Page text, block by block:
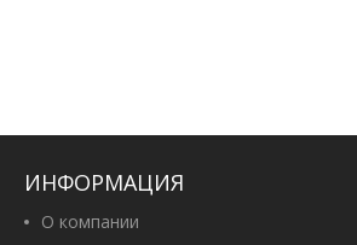
ИНФОРМАЦИЯ
О компании